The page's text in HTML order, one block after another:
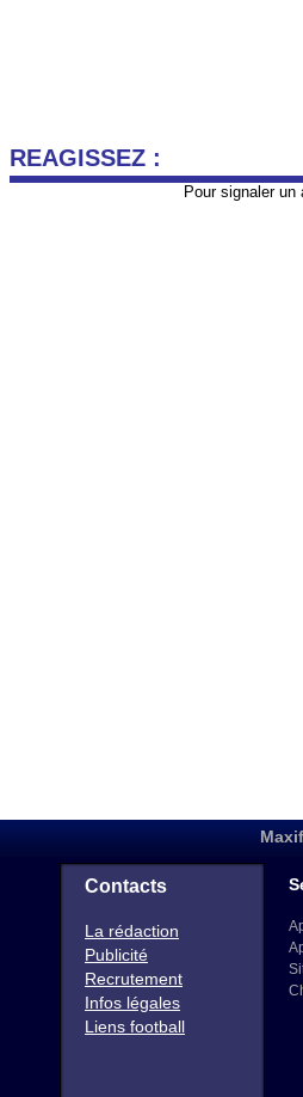
REAGISSEZ :
Pour signaler
Contacts
La rédaction
Publicité
Recrutement
Infos légales
Liens football